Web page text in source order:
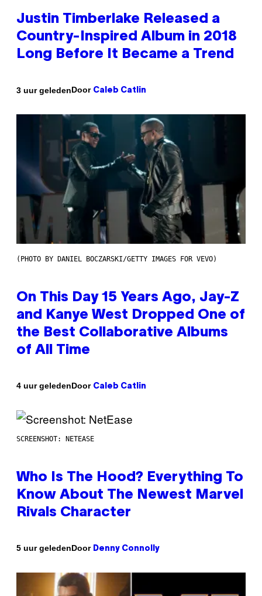
Justin Timberlake Released a
Country-Inspired Album in 2018
Long Before It Became a Trend
3 uur geledenDoor Caleb Catlin
(PHOTO BY DANIEL BOCZARSKI/GETTY IMAGES FOR VEVO)
On This Day 15 Years Ago, Jay-Z
and Kanye West Dropped One of
the Best Collaborative Albums
of All Time
4 uur geledenDoor Caleb Catlin
SCREENSHOT: NETEASE
Who Is The Hood? Everything To
Know About The Newest Marvel
Rivals Character
5 uur geledenDoor Denny Connolly